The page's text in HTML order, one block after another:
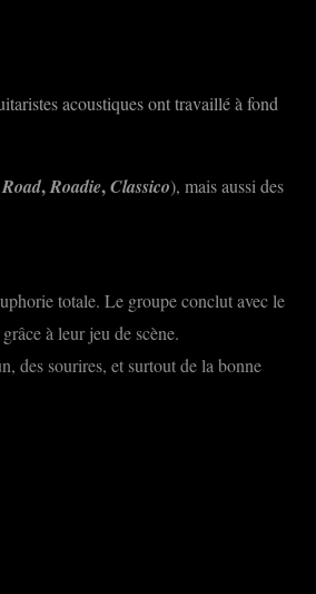
acoustiques ont travaillé à fond
,Roadie,Classico), mais aussi des
totale. Le groupe conclut avec le
à leur jeu de scène.
des sourires, et surtout de la bonne